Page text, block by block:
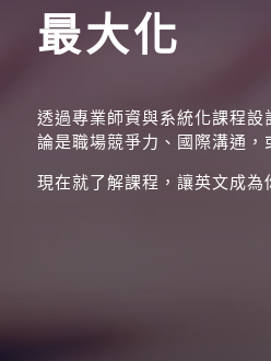
最大化
透過專業師資與系統化課程
論是職場競爭力、國際溝通，
現在就了解課程，讓英文成為